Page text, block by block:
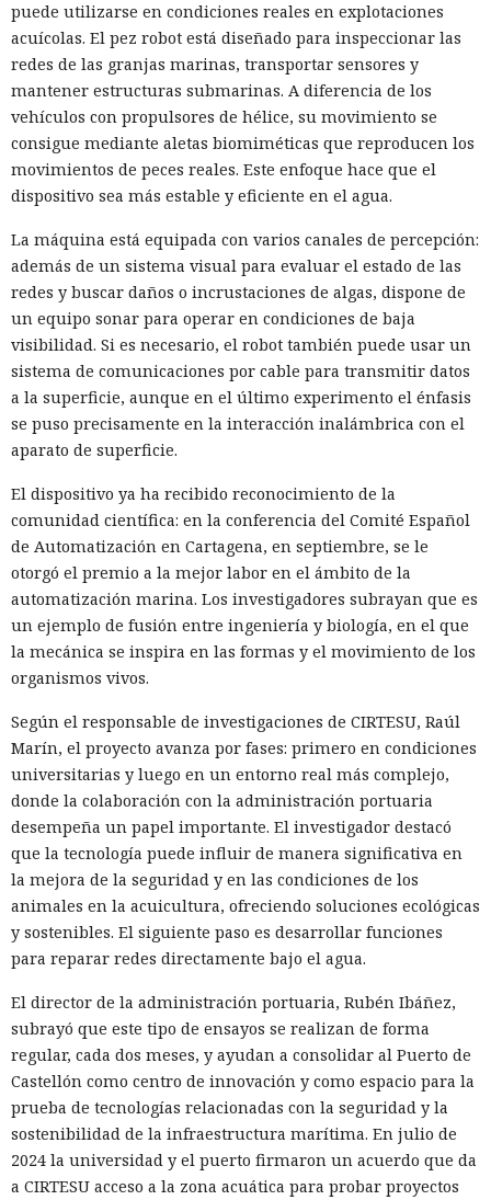
puede utilizarse en condiciones reales en explotaciones
acuícolas. El pez robot está diseñado para inspeccionar las
redes de las granjas marinas, transportar sensores y
mantener estructuras submarinas. A diferencia de los
vehículos con propulsores de hélice, su movimiento se
consigue mediante aletas biomiméticas que reproducen los
movimientos de peces reales. Este enfoque hace que el
dispositivo sea más estable y eficiente en el agua.
La máquina está equipada con varios canales de percepción:
además de un sistema visual para evaluar el estado de las
redes y buscar daños o incrustaciones de algas, dispone de
un equipo sonar para operar en condiciones de baja
visibilidad. Si es necesario, el robot también puede usar un
sistema de comunicaciones por cable para transmitir datos
a la superficie, aunque en el último experimento el énfasis
se puso precisamente en la interacción inalámbrica con el
aparato de superficie.
El dispositivo ya ha recibido reconocimiento de la
comunidad científica: en la conferencia del Comité Español
de Automatización en Cartagena, en septiembre, se le
otorgó el premio a la mejor labor en el ámbito de la
automatización marina. Los investigadores subrayan que es
un ejemplo de fusión entre ingeniería y biología, en el que
la mecánica se inspira en las formas y el movimiento de los
organismos vivos.
Según el responsable de investigaciones de CIRTESU, Raúl
Marín, el proyecto avanza por fases: primero en condiciones
universitarias y luego en un entorno real más complejo,
donde la colaboración con la administración portuaria
desempeña un papel importante. El investigador destacó
que la tecnología puede influir de manera significativa en
la mejora de la seguridad y en las condiciones de los
animales en la acuicultura, ofreciendo soluciones ecológicas
y sostenibles. El siguiente paso es desarrollar funciones
para reparar redes directamente bajo el agua.
El director de la administración portuaria, Rubén Ibáñez,
subrayó que este tipo de ensayos se realizan de forma
regular, cada dos meses, y ayudan a consolidar al Puerto de
Castellón como centro de innovación y como espacio para la
prueba de tecnologías relacionadas con la seguridad y la
sostenibilidad de la infraestructura marítima. En julio de
2024 la universidad y el puerto firmaron un acuerdo que da
a CIRTESU acceso a la zona acuática para probar proyectos